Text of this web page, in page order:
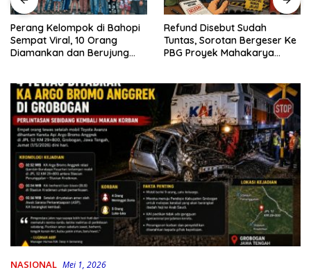
Perang Kelompok di Bahopi
Sempat Viral, 10 Orang
Diamankan dan Berujung
Refund Disebut Sudah
Tuntas, Sorotan Bergeser Ke
PBG Proyek Mahakarya
NASIONAL Mei 1, 2026